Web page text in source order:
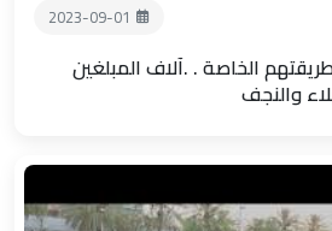
2023-09-01
الخاصة . .آلاف المبلغين
والنجف